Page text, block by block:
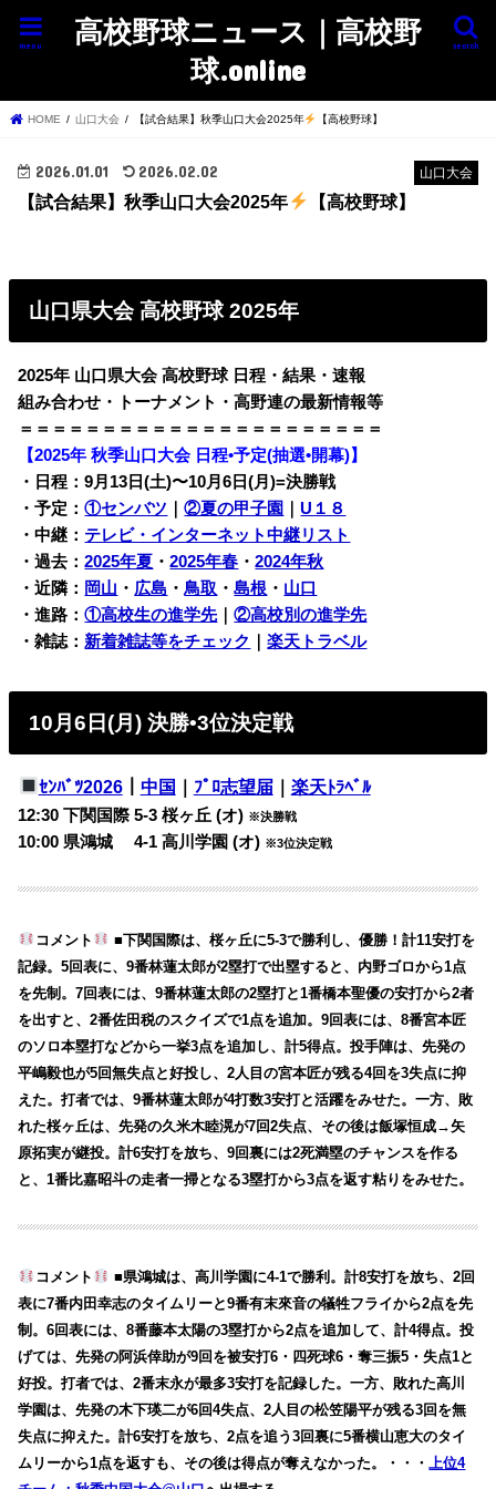
高校野球ニュース｜高校野
球.online
search
menu
HOME 山口大会 【試合結果】秋季山口大会2025年 【高校野球】
山口大会
2026.01.01 2026.02.02
【試合結果】秋季山口大会2025年 【高校野球】
山口県大会 高校野球 2025年
2025年 山口県大会 高校野球 日程・結果・速報
組み合わせ・トーナメント・高野連の最新情報等
＝＝＝＝＝＝＝＝＝＝＝＝＝＝＝＝＝＝＝＝＝＝
【2025年 秋季山口大会 日程•予定(抽選•開幕)】
・日程：9月13日(土)〜10月6日(月)=決勝戦
・予定：①センバツ ｜②夏の甲子園 ｜U１８
・中継： テレビ・インターネット中継リスト
・過去：2025年夏 ・2025年春 ・2024年秋
・近隣： 岡山 ・ 広島 ・鳥取 ・島根 ・ 山口
・進路：①高校生の進学先｜②高校別の進学先
・雑誌： 新着雑誌等をチェック ｜楽天トラベル
10月6日(月) 決勝•3位決定戦
ｾﾝﾊﾞﾂ2026｜ 中国 ﾌﾟﾛ志望届｜ 楽天ﾄﾗﾍﾞﾙ
12:30 下関国際 5-3 桜ヶ丘 (オ) ※決勝戦
10:00 県鴻城 4-1 高川学園 (オ) ※3位決定戦
コメント
■下関国際は、桜ヶ丘に5-3で勝利し、優勝！計11安打を
記録。5回表に、9番林蓮太郎が2塁打で出塁すると、内野ゴロから1点
を先制。7回表には、9番林蓮太郎の2塁打と1番橋本聖優の安打から2者
を出すと、2番佐田税のスクイズで1点を追加。9回表には、8番宮本匠
のソロ本塁打などから一挙3点を追加し、計5得点。投手陣は、先発の
平嶋毅也が5回無失点と好投し、2人目の宮本匠が残る4回を3失点に抑
えた。打者では、9番林蓮太郎が4打数3安打と活躍をみせた。一方、敗
れた桜ヶ丘は、先発の久米木睦滉が7回2失点、その後は飯塚恒成→矢
原拓実が継投。計6安打を放ち、9回裏には2死満塁のチャンスを作る
と、1番比嘉昭斗の走者一掃となる3塁打から3点を返す粘りをみせた。
コメント
■県鴻城は、高川学園に4-1で勝利。計8安打を放ち、2回
表に7番内田幸志のタイムリーと9番有末來音の犠牲フライから2点を先
制。6回表には、8番藤本太陽の3塁打から2点を追加して、計4得点。投
げては、先発の阿浜倖助が9回を被安打6・四死球6・奪三振5・失点1と
好投。打者では、2番末永が最多3安打を記録した。一方、敗れた高川
学園は、先発の木下瑛二が6回4失点、2人目の松笠陽平が残る3回を無
失点に抑えた。計6安打を放ち、2点を追う3回裏に5番横山恵大のタイ
ムリーから1点を返すも、その後は得点が奪えなかった。・・・上位4